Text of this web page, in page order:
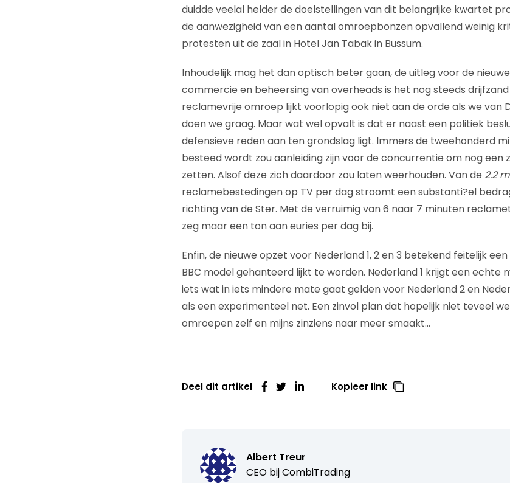
duidde veelal helder de doelstellingen van dit belangrijke kwartet
de aanwezigheid van een aantal omroepbonzen opvallend weinig
protesten uit de zaal in Hotel Jan Tabak in Bussum.
Inhoudelijk mag het dan optisch beter gaan, de uitleg voor de
commercie en beheersing van overheads is het nog steeds
reclamevrije omroep lijkt voorlopig ook niet aan de orde als we van
doen we graag. Maar wat wel opvalt is dat er naast een politiek
defensieve reden aan ten grondslag ligt. Immers de tweehonderd
besteed wordt zou aanleiding zijn voor de concurrentie om nog een
zetten. Alsof deze zich daardoor zou laten weerhouden. Van de 2.2
reclamebestedingen op TV per dag stroomt een substanti?el
richting van de Ster. Met de verruimig van 6 naar 7 minuten
zeg maar een ton aan euries per dag bij.
Enfin, de nieuwe opzet voor Nederland 1, 2 en 3 betekend feitelijk
BBC model gehanteerd lijkt te worden. Nederland 1 krijgt een
iets wat in iets mindere mate gaat gelden voor Nederland 2 en
als een experimenteel net. Een zinvol plan dat hopelijk niet teveel
omroepen zelf en mijns zinziens naar meer smaakt…
Deel dit artikel Kopieer link
Albert Treur
CEO bijCombiTrading